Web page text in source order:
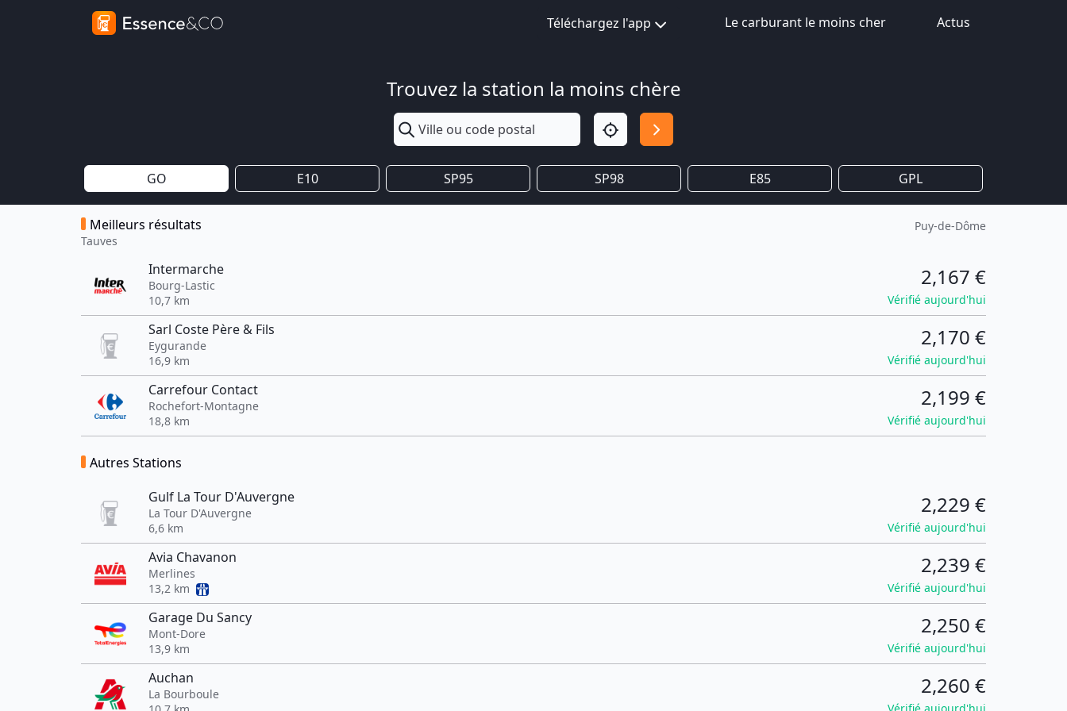
Téléchargez l'app Le carburant le moins cher Actus
Trouvez la station la moins chère
GO E10 SP95 SP98 E85 GPL
Meilleurs résultats
Tauves
Puy-de-Dôme
Intermarche
Bourg-Lastic
10,7 km
2,167 €
Vérifié aujourd'hui
Sarl Coste Père & Fils
Eygurande
16,9 km
2,170 €
Vérifié aujourd'hui
Carrefour Contact
Rochefort-Montagne
18,8 km
2,199 €
Vérifié aujourd'hui
Autres Stations
Gulf La Tour D'Auvergne
La Tour D'Auvergne
6,6 km
2,229 €
Vérifié aujourd'hui
Avia Chavanon
Merlines
13,2 km
2,239 €
Vérifié aujourd'hui
Garage Du Sancy
Mont-Dore
13,9 km
2,250 €
Vérifié aujourd'hui
Auchan
La Bourboule
2,260 €